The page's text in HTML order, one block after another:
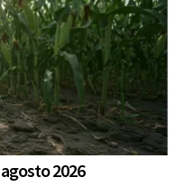
2026